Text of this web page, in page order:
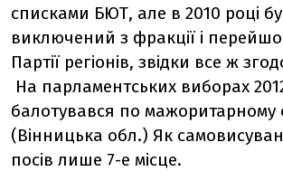
списками БЮТ, але в 2010 році
виключений з фракції і
Партії регіонів, звідки все ж
На парламентських виборах
балотувався по мажоритарному
(Вінницька обл.) Як
посів лише 7-е місце.